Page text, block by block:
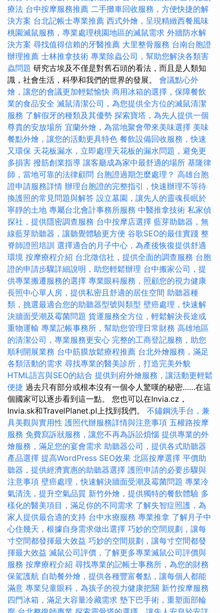
療法 台中按摩服務推薦 二手攤車回收服務，方便快捷的解
決方案 台北記帳士專業推薦 西式外燴，呈現精緻西餐風味
桃園滅鼠服務，專業處理桃園地區的滅鼠需求 外牆防水解
決方案 尋找值得信賴的牙醫推薦 大里整骨服務 台南台胞證
辦理推薦 士林推拿技術 專業除蟲公司，幫助您解決各類害
蟲問題 研究古埃及不僅是對舊石頭的看法，而且是人類知
識，社會生活，科學和我們的世界的發展。 會議點心外
燴，讓您的會議更加輕鬆愉快 商用冰箱的選擇，保障餐飲
業的食品安全 滅鼠清潔公司，為您提供全方位的滅鼠清潔
服務 了解假牙的種類及其優勢 探索寶塔，為先人提供一個
尊貴的安放場所 宜蘭外燴，為當地聚會帶來美味選擇 美味
餐點外燴，讓您的活動更具特色 餐飲設備回收服務，快速
又環保 天花板漏水，立即處理天花板的漏水問題，避免更
多損害 撥筋創業指導 讓客廳成為家中最舒適的場所 基隆律
師，當地可靠的法律顧問 台胞證過期怎麼處理？ 高雄台胞
證申請服務詳情 辦理台胞證的完整指引，快速辦理不等待
換護照的常見問題與解答 設立墓園，讓先人的靈魂長眠於
寧靜的土地 專屬台北會計事務所服務 中醫推拿技術 私家偵
探社，提供隱密調查服務 台中按摩店選擇 藍芽助聽器，無
線藍芽助聽器，讓聽覺體驗更方便 谷歌SEO的最佳實踐 整
脊師證照培訓 選擇適合的月子中心，為產後恢復提供舒適
環境 按摩療程介紹 台北徵信社，提供全面的調查服務 台胞
證的申請步驟詳細說明，助您輕鬆辦理 台中搬家公司，提
供專業搬遷服務的選擇 專業眼科服務，照顧您的視力健康
長照中心單人房，提供私密且舒適的居住空間 助聽器種
類，挑選最適合您的助聽器型號與類型 壁癌處理，快速解
決牆面受潮及霉菌問題 貨運服務全方位，輕鬆解決長途或
重物運輸 專業記帳事務所，幫助您管理日常財務 高雄地區
的清潔公司，專業服務更安心 完整的工商登記服務，助您
順利開展業務 台中筋膜放鬆療程推薦 台北外燴服務，滿足
各類活動的需求 尋找專業的醫美診所，打造完美外貌
HTML語言與SEO的結合 提供到府外燴服務，讓活動更輕鬆
便捷 過去只有部分或根本沒有一個令人驚嘆的秘密……在這
個國家可以逐步看到這一點。 您也可以在Invia.cz，
Invia.sk和TravelPlanet.pl上找到我們。 不鏽鋼洗手台，兼
具美觀與實用性 護照代辦服務詳情與注意事項 五權路按摩
服務 免費寫訴狀服務，讓您不再為訴訟煩惱 提供專業的外
燴服務，滿足您的宴會需求 助聽器公司，提供各式助聽器
產品選擇 提高WordPress SEO效果 北區按摩選擇 平價助
聽器，提供經濟實惠的助聽器選擇 護照申請的必要步驟與
注意事項 壁癌處理，快速解決牆面受潮及霉菌問題 專業冷
氣清洗，提升空氣品質 新竹外燴，提供獨特的餐飲體驗 多
樣化的醫美項目，滿足你的不同需求 了解失智症照護，為
家人提供最合適的支持 台中水療服務 專業推拿 了解月子中
心住幾天，根據自身需求做出選擇 巧妙的空間規劃，讓每
寸空間都發揮最大效益 巧妙的空間規劃，讓每寸空間都發
揮最大效益 滅鼠公司評價，了解更多專業滅鼠公司評價與
服務 按摩療程介紹 尋找專業的記帳士事務所，為您的財務
保駕護航 自助餐外燴，提供各種豐富餐點，讓每個人都能
滿意 專業兒童眼科，為孩子的視力健康把關 新竹按摩服務
四門冰箱，滿足大容量冷藏需求 墊下巴手術，重塑面部輪